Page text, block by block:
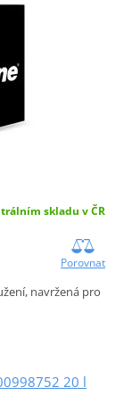
skladu v ČR
Porovnat
navržená pro
20 l